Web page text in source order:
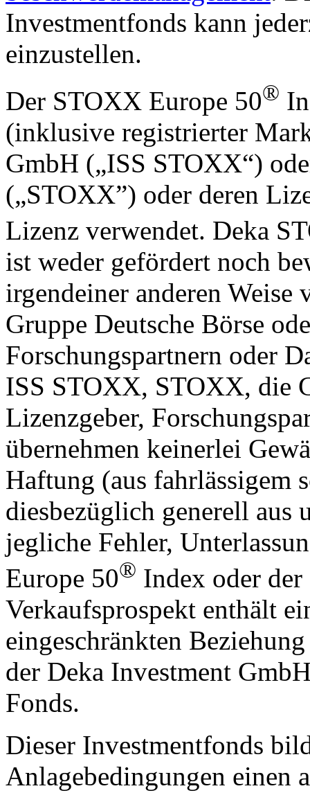
Investmentfonds kann
einzustellen.
Der STOXX Europe 50®
(inklusive registrierter
GmbH („ISS STOXX“)
(„STOXX”) oder deren
Lizenz verwendet. Deka
ist weder gefördert noch
irgendeiner anderen
Gruppe Deutsche Börse
Forschungspartnern oder
ISS STOXX, STOXX, die
Lizenzgeber,
übernehmen keinerlei
Haftung (aus fahrlässigem
diesbezüglich generell aus
jegliche Fehler,
Europe 50® Index oder
Verkaufsprospekt enthält
eingeschränkten
der Deka Investment
Fonds.
Dieser Investmentfonds
Anlagebedingungen einen